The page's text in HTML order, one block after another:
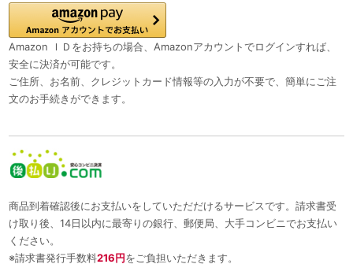
Amazon ＩＤをお持ちの場合、Amazonアカウントでログインすれば、
安全に決済が可能です。
ご住所、お名前、クレジットカード情報等の入力が不要で、簡単にご注
文のお手続きができます。
商品到着確認後にお支払いをしていただだけるサービスです。請求書受
け取り後、14日以内に最寄りの銀行、郵便局、大手コンビニでお支払い
ください。
※請求書発行手数料216円をご負担いただきます。